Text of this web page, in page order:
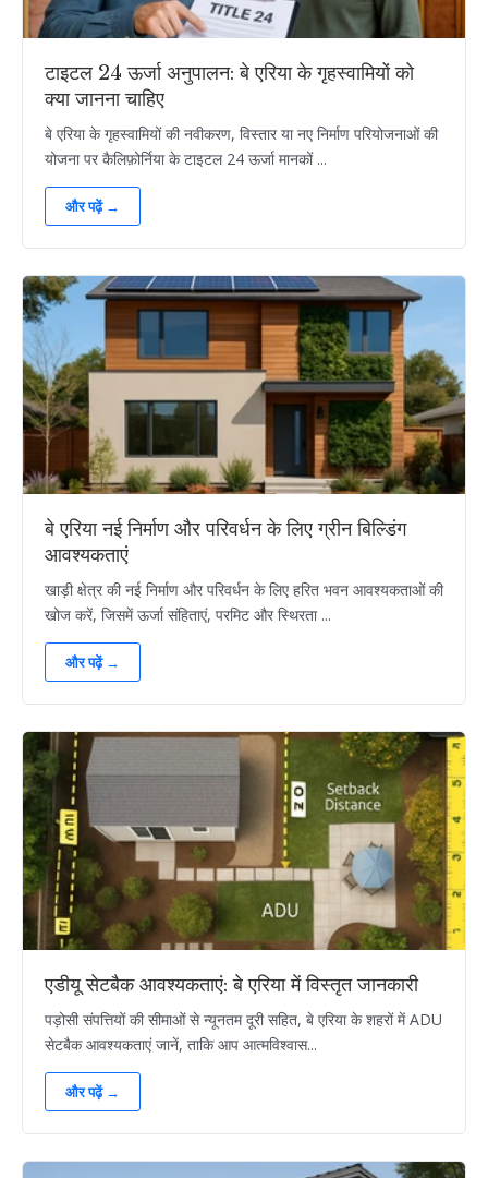
टाइटल 24 ऊर्जा अनुपालन: बे एरिया के गृहस्वामियों को
क्या जानना चाहिए
बे एरिया के गृहस्वामियों की नवीकरण, विस्तार या नए निर्माण परियोजनाओं की
योजना पर कैलिफ़ोर्निया के टाइटल 24 ऊर्जा मानकों ...
और पढ़ें →
बे एरिया नई निर्माण और परिवर्धन के लिए ग्रीन बिल्डिंग
आवश्यकताएं
खाड़ी क्षेत्र की नई निर्माण और परिवर्धन के लिए हरित भवन आवश्यकताओं की
खोज करें, जिसमें ऊर्जा संहिताएं, परमिट और स्थिरता ...
और पढ़ें →
एडीयू सेटबैक आवश्यकताएं: बे एरिया में विस्तृत जानकारी
पड़ोसी संपत्तियों की सीमाओं से न्यूनतम दूरी सहित, बे एरिया के शहरों में ADU
सेटबैक आवश्यकताएं जानें, ताकि आप आत्मविश्वास...
और पढ़ें →